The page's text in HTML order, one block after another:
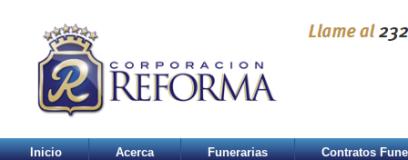
Inicio Acerca Funerarias Contratos